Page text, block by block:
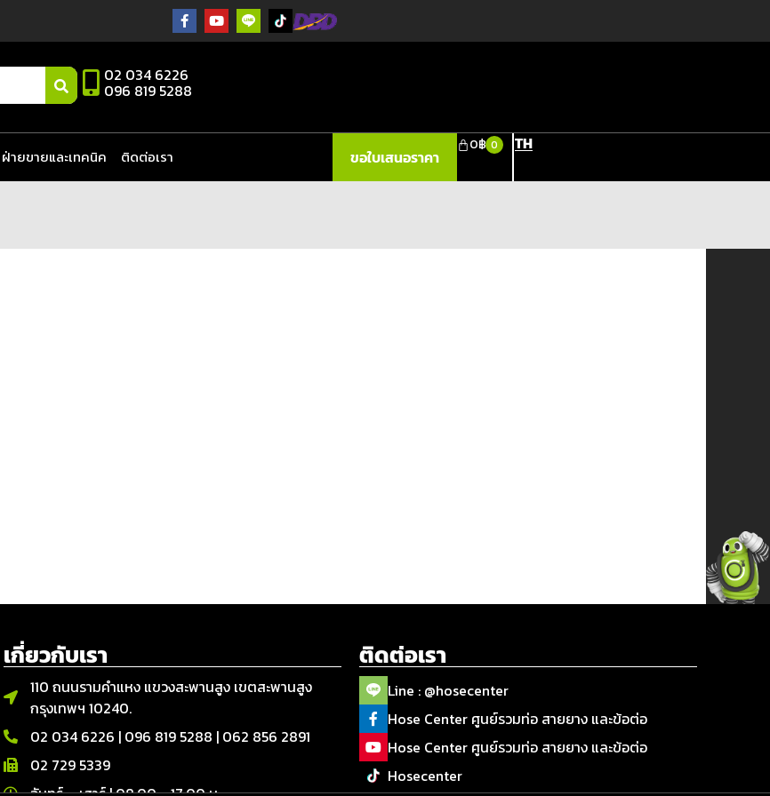
02 034 6226
096 819 5288
ฝ่ายขายและเทคนิค ติดต่อเรา ขอใบเสนอราคา
0฿ 0 TH
เกี่ยวกับเรา
110 ถนนรามคำแหง แขวงสะพานสูง เขตสะพานสูง
กรุงเทพฯ 10240.
02 034 6226 | 096 819 5288 | 062 856 2891
02 729 5339
ติดต่อเรา
Line : @hosecenter
Hose Center ศูนย์รวมท่อ สายยาง และข้อต่อ
Hose Center ศูนย์รวมท่อ สายยาง และข้อต่อ
Hosecenter